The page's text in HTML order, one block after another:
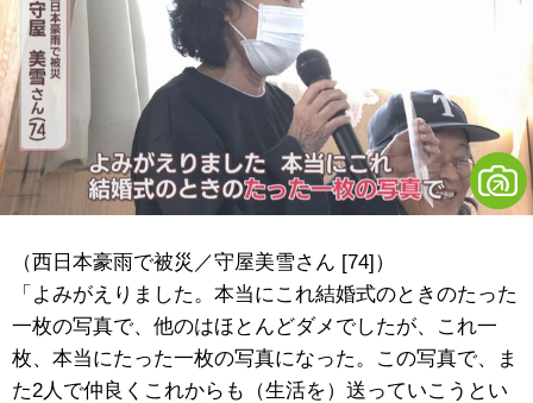
（西日本豪雨で被災／守屋美雪さん [74]）
「よみがえりました。本当にこれ結婚式のときのたった
一枚の写真で、他のはほとんどダメでしたが、これ一
枚、本当にたった一枚の写真になった。この写真で、ま
た2人で仲良くこれからも（生活を）送っていこうとい